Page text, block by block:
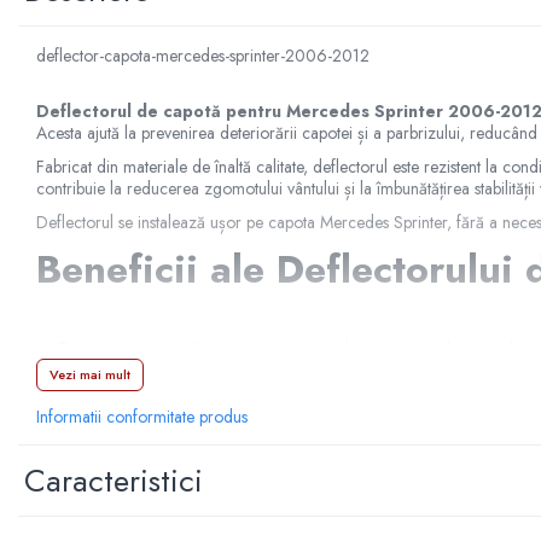
Masute de bord
Scrumiera
Ventilator
Volane sport
Accesorii remorca
Adaptator remorca
Stopuri remorca
Stop remorca bec
Bare transversale
deflector-capota-mercedes-sprinter-2006-2012
Deflectorul de capotă pentru Mercedes Sprinter 2006-2012
Acesta ajută la prevenirea deteriorării capotei și a parbrizului,
Fabricat din materiale de înaltă calitate, deflectorul este rezistent la
contribuie la reducerea zgomotului vântului și la îmbunătățirea
Deflectorul se instalează ușor pe capota Mercedes Sprinter, fără a
Beneficii ale Deflectorului
Design aerodinamic
Materiale rezistente
Instalare rapidă și simplă
Material:ABS
Vezi mai mult
Informatii conformitate produs
Caracteristici